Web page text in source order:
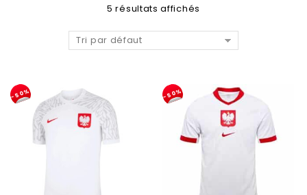
5 résultats affichés
Tri par défaut
-50% -50%